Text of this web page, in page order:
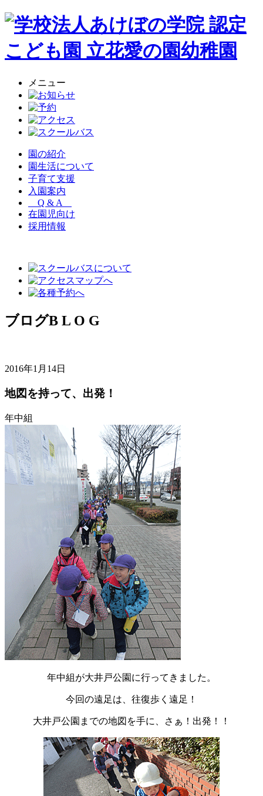
メニュー
園の紹介
園生活について
子育て支援
入園案内
Q & A
在園児向け
採用情報
ブログB L O G
2016年1月14日
地図を持って、出発！
年中組
年中組が大井戸公園に行ってきました。
今回の遠足は、往復歩く遠足！
大井戸公園までの地図を手に、さぁ！出発！！